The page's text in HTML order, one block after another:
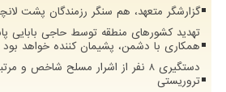
گزارشگر متعهد، هم سنگر رزمندگان پشت
تهدید کشورهای منطقه توسط حاجی بابایی
همکاری با دشمن، پشیمان کننده خواهد بود
دستگیری 8 نفر از اشرار مسلح شاخص
تروریستی